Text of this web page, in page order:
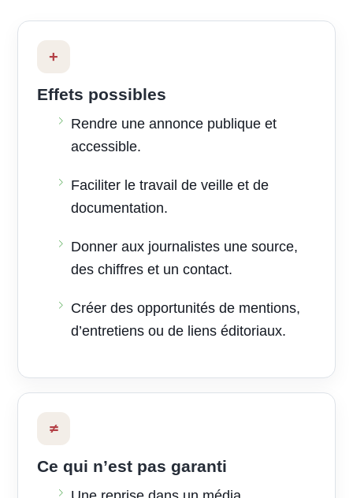
+
Effets possibles
Rendre une annonce publique et
accessible.
Faciliter le travail de veille et de
documentation.
Donner aux journalistes une source,
des chiffres et un contact.
Créer des opportunités de mentions,
d’entretiens ou de liens éditoriaux.
≠
Ce qui n’est pas garanti